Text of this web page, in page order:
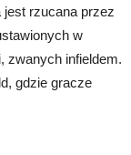
jest rzucana przez
w
zwanych infieldem.
gdzie gracze